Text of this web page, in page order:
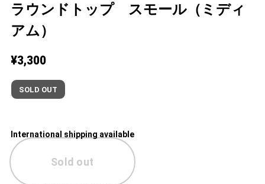
ラウンドトップ スモール（ミディ
アム）
¥3,300
SOLD OUT
International shipping available
Sold out